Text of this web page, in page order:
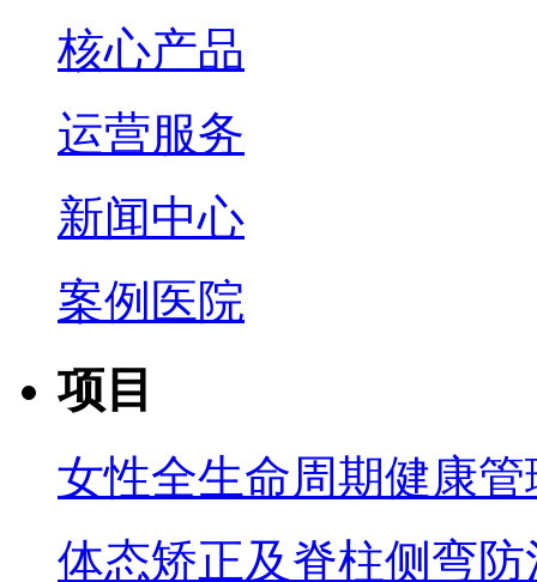
核心产品
运营服务
新闻中心
案例医院
项目
女性全生命周期健康管
体态矫正及脊柱侧弯防